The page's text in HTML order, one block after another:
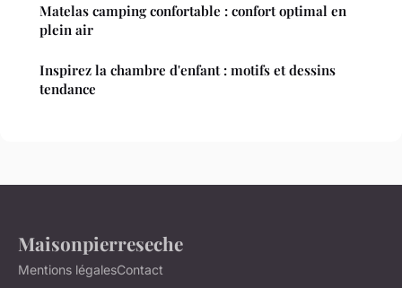
Matelas camping confortable : confort optimal en
plein air
Inspirez la chambre d'enfant : motifs et dessins
tendance
Maisonpierreseche
Mentions légalesContact